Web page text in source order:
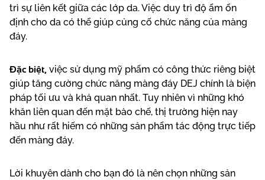
trì sự liên kết giữa các lớp da. Việc duy trì độ ẩm ổn
định cho da có thể giúp củng cố chức năng của màng
đáy.
Đặc biệt, việc sử dụng mỹ phẩm có công thức riêng biệt
giúp tăng cường chức năng màng đáy DEJ chính là biện
pháp tối ưu và khả quan nhất. Tuy nhiên vì những khó
khăn liên quan đến mặt bào chế, thị trường hiện nay
hầu như rất hiếm có những sản phẩm tác động trực tiếp
đến màng đáy.
Lời khuyên dành cho bạn đó là nên chọn những sản